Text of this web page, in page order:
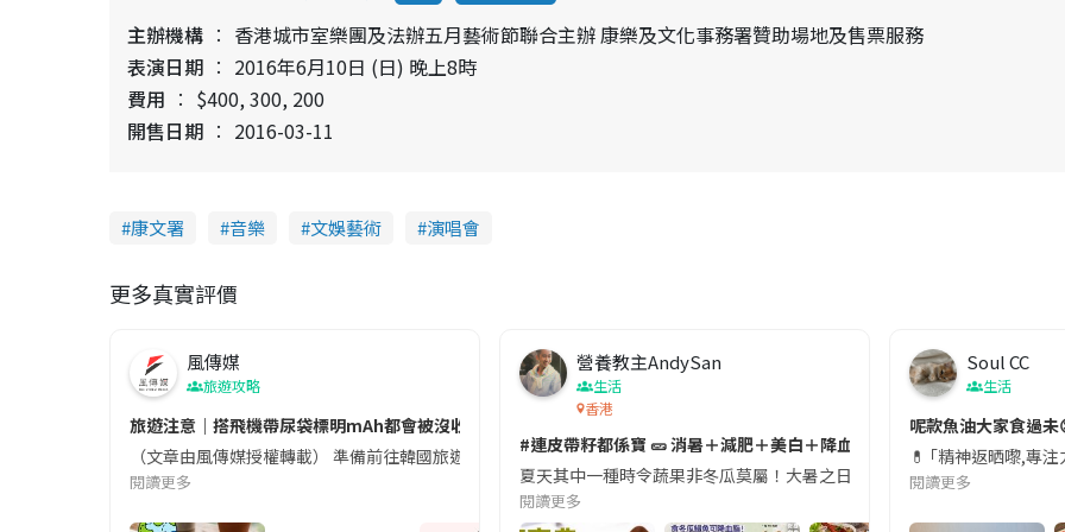
主辦機構
香港城市室樂團及法辦五月藝術節聯合主辦 康樂及文化事務署贊助場地及售票服務
表演日期
2016年6月10日 (日) 晚上8時
費用
$400, 300, 200
開售日期
2016-03-11
康文署 音樂 文娛藝術 演唱會
更多真實評價
風傳媒
旅遊攻略
旅遊注意｜搭飛機帶尿袋標明mAh都會被沒收😱出發前切記檢查「1標示」🚨
（文章由風傳媒授權轉載） 準備前往韓國旅遊的民眾，近期要特別留意隨身行李中的行動電源。一名旅客日前在機場安檢
閱讀更多
營養教主AndySan
生活
香港
#連皮帶籽都係寶 🥒 消暑＋減肥＋美白＋降血脂
夏天其中一種時令蔬果非冬瓜莫屬！大暑之日，點都要飲碗冬瓜湯消暑
閱讀更多
Soul CC
生活
呢款魚油大家食過未
💊 ｢精神返晒嚟,專
閱讀更多